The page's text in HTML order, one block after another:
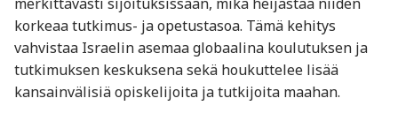
korkeaa tutkimus- ja opetustasoa. Tämä kehitys
vahvistaa Israelin asemaa globaalina koulutuksen ja
tutkimuksen keskuksena sekä houkuttelee lisää
kansainvälisiä opiskelijoita ja tutkijoita maahan.